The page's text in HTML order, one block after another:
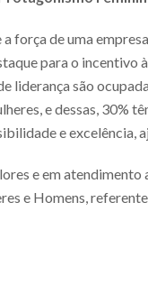
força de uma
para o incentivo
liderança são
e dessas, 30%
e excelência,
e em
e Homens,